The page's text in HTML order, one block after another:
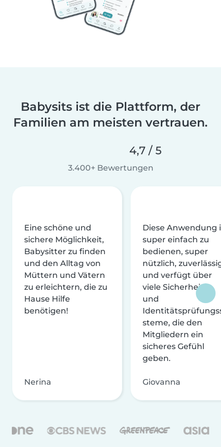
Babysits ist die Plattform, der
Familien am meisten vertrauen.
4,7 / 5
3.400+ Bewertungen
Eine schöne und
sichere Möglichkeit,
Babysitter zu finden
und den Alltag von
Müttern und Vätern
zu erleichtern, die zu
Hause Hilfe
benötigen!
Nerina
Diese Anwendung
super einfach zu
bedienen, super
nützlich,
und verfügt über
viele Sicherheits-
und
steme, die den
Mitgliedern ein
sicheres Gefühl
geben.
Giovanna